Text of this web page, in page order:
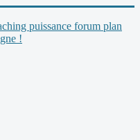
puissance forum plan
!